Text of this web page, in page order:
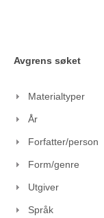
Avgrens søket
Materialtyper
År
Forfatter/person
Form/genre
Utgiver
Språk